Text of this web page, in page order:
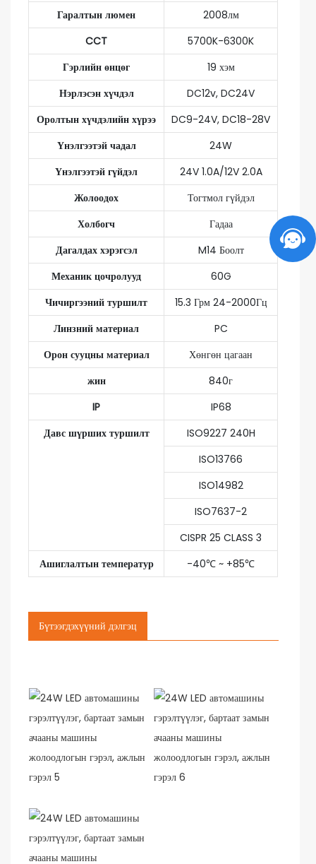
Гаралтын люмен
2008лм
CCT
5700K-6300K
Гэрлийн өнцөг
19 хэм
Нэрлэсэн хүчдэл
DC12v, DC24V
Оролтын хүчдэлийн хүрээ
DC9-24V, DC18-28V
Үнэлгээтэй чадал
24W
Үнэлгээтэй гүйдэл
24V 1.0A/12V 2.0A
Жолоодох
Тогтмол гүйдэл
Холбогч
Гадаа
Дагалдах хэрэгсэл
M14 Боолт
Механик цочролууд
60G
Чичиргээний туршилт
15.3 Грм 24-2000Гц
Линзний материал
PC
Орон сууцны материал
Хөнгөн цагаан
жин
840г
IP
IP68
Давс шүрших туршилт
ISO9227 240H
ISO13766
ISO14982
ISO7637-2
CISPR 25 CLASS 3
Ашиглалтын температур
-40℃ ~ +85℃
Бүтээгдэхүүний дэлгэц